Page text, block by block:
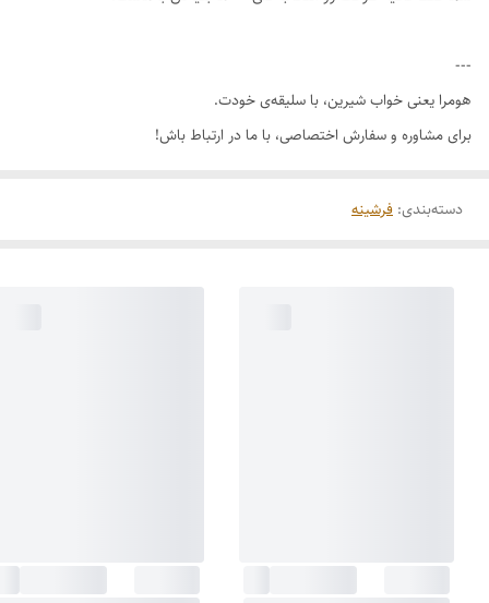
---
هومرا یعنی خواب شیرین، با سلیقه‌ی خودت.
برای مشاوره و سفارش اختصاصی، با ما در ارتباط باش!
دسته‌بندی: فرشینه